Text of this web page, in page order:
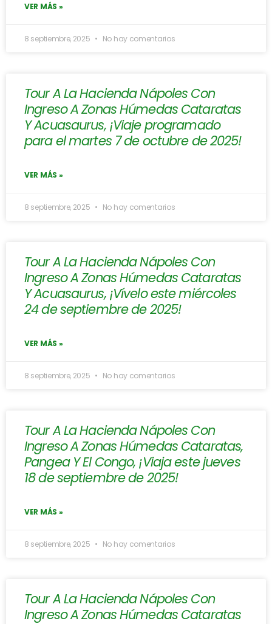
VER MÁS »
8 septiembre, 2025 No hay comentarios
Tour A La Hacienda Nápoles Con
Ingreso A Zonas Húmedas Cataratas
Y Acuasaurus, ¡Viaje programado
para el martes 7 de octubre de 2025!
VER MÁS »
8 septiembre, 2025 No hay comentarios
Tour A La Hacienda Nápoles Con
Ingreso A Zonas Húmedas Cataratas
Y Acuasaurus, ¡Vívelo este miércoles
24 de septiembre de 2025!
VER MÁS »
8 septiembre, 2025 No hay comentarios
Tour A La Hacienda Nápoles Con
Ingreso A Zonas Húmedas Cataratas,
Pangea Y El Congo, ¡Viaja este jueves
18 de septiembre de 2025!
VER MÁS »
8 septiembre, 2025 No hay comentarios
Tour A La Hacienda Nápoles Con
Ingreso A Zonas Húmedas Cataratas